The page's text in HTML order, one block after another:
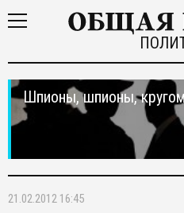
Шпионы, шпионы,
21.02.2012 16:45